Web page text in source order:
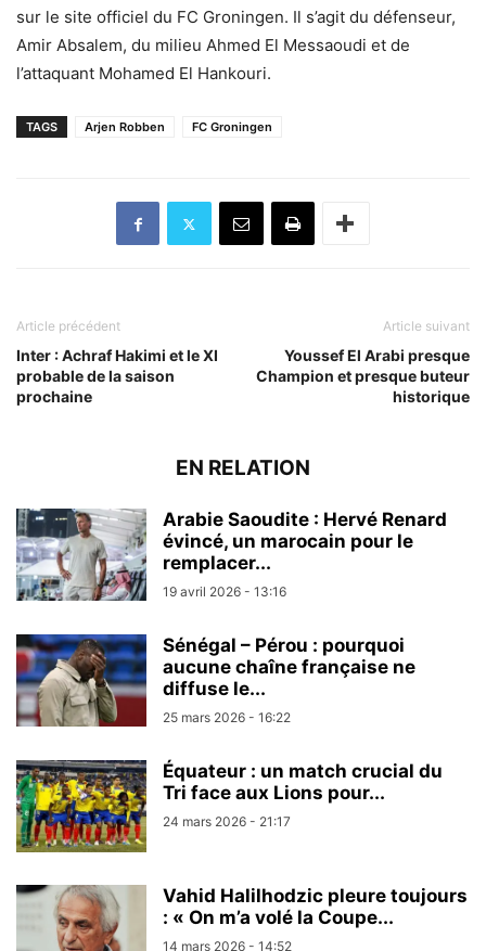
sur le site officiel du FC Groningen. Il s’agit du défenseur,
Amir Absalem, du milieu Ahmed El Messaoudi et de
l’attaquant Mohamed El Hankouri.
TAGS Arjen Robben FC Groningen
Article précédent
Inter : Achraf Hakimi et le XI
probable de la saison
prochaine
Article suivant
Youssef El Arabi presque
Champion et presque buteur
historique
EN RELATION
Arabie Saoudite : Hervé Renard
évincé, un marocain pour le
remplacer...
19 avril 2026 - 13:16
Sénégal – Pérou : pourquoi
aucune chaîne française ne
diffuse le...
25 mars 2026 - 16:22
Équateur : un match crucial du
Tri face aux Lions pour...
24 mars 2026 - 21:17
Vahid Halilhodzic pleure toujours
: « On m’a volé la Coupe...
14 mars 2026 - 14:52